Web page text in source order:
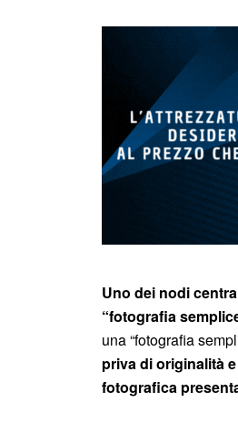
Uno dei nodi
“fotografia
una “fotografia
priva di originalità
fotografica